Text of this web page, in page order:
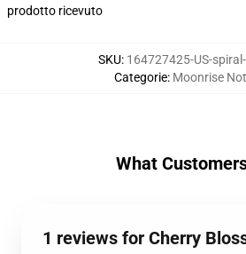
prodotto ricevuto
SKU: 164727425-US-
Categorie: Moonrise
What
1 reviews for Cherry